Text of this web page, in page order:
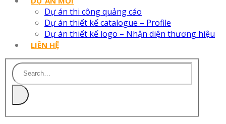
Dự án thi công quảng cáo
Dự án thiết kế catalogue – Profile
Dự án thiết kế logo – Nhận diện thương hiệu
LIÊN HỆ